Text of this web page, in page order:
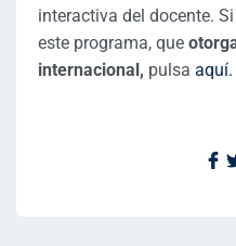
interactiva del docente.
este programa, que
internacional, pulsa aquí.